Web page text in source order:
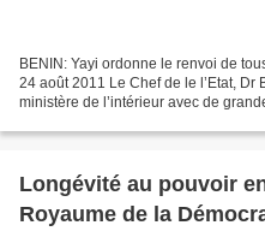
BENIN: Yayi ordonne le renvoi de
24 août 2011 Le Chef de le l’Etat, Dr
ministère de l’intérieur avec de
Longévité au pouvoir
Royaume de la